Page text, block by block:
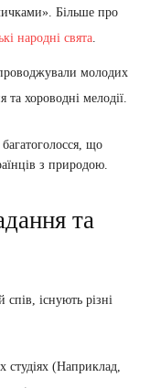
Більше про
народні свята.
молодих
та хороводні мелодії.
що
з природою.
та
існують різні
студіях (Наприклад,